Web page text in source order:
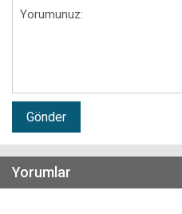
Gönder
Yorumlar